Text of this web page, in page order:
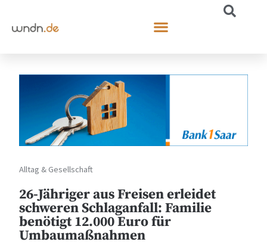
Alltag & Gesellschaft
26-Jähriger aus Freisen erleidet
schweren Schlaganfall: Familie
benötigt 12.000 Euro für
Umbaumaßnahmen